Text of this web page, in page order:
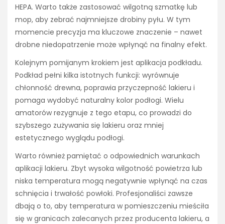
HEPA. Warto także zastosować wilgotną szmatkę lub
mop, aby zebrać najmniejsze drobiny pyłu. W tym
momencie precyzja ma kluczowe znaczenie – nawet
drobne niedopatrzenie może wpłynąć na finalny efekt.
Kolejnym pomijanym krokiem jest aplikacja podkładu.
Podkład pełni kilka istotnych funkcji: wyrównuje
chłonność drewna, poprawia przyczepność lakieru i
pomaga wydobyć naturalny kolor podłogi. Wielu
amatorów rezygnuje z tego etapu, co prowadzi do
szybszego zużywania się lakieru oraz mniej
estetycznego wyglądu podłogi.
Warto również pamiętać o odpowiednich warunkach
aplikacji lakieru. Zbyt wysoka wilgotność powietrza lub
niska temperatura mogą negatywnie wpłynąć na czas
schnięcia i trwałość powłoki. Profesjonaliści zawsze
dbają o to, aby temperatura w pomieszczeniu mieściła
się w granicach zalecanych przez producenta lakieru, a